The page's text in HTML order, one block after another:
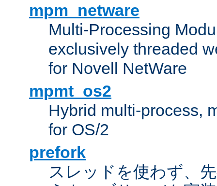
mpm_netware
Multi-Processing
exclusively threaded
for Novell NetWare
mpmt_os2
Hybrid multi-process,
for OS/2
prefork
スレッドを使わず、